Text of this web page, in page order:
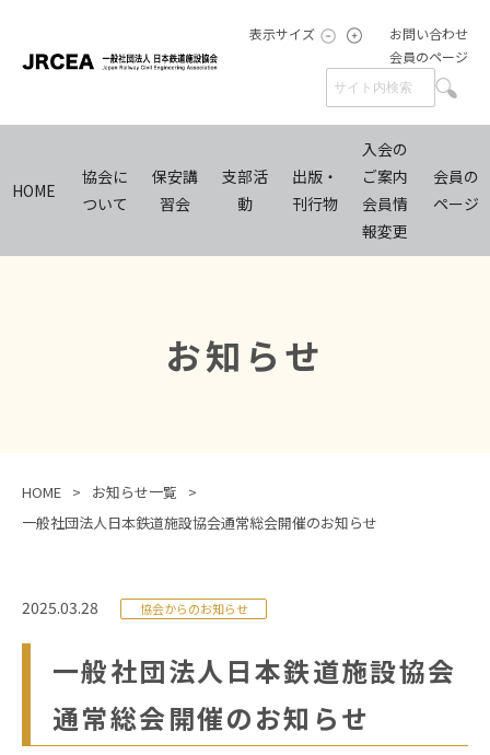
表示サイズ
お問い合わせ
会員のページ
HOME
協会に
ついて
保安講
習会
支部活
動
出版・
刊行物
入会の
ご案内
会員情
報変更
会員の
ページ
お知らせ
HOME
お知らせ一覧
一般社団法人日本鉄道施設協会通常総会開催のお知らせ
2025.03.28 協会からのお知らせ
一般社団法人日本鉄道施設協会
通常総会開催のお知らせ